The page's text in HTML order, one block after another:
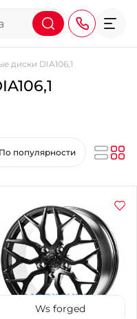
(095) 276-44-44
(067) 911-14-14
на Щепкина
(098) 911-911-0
Тополе
(098) 911-911-4
на Калиновой
(077) 7-184-184
Донецкое шоссе
диски DIA106,1
По популярности
Ws forged